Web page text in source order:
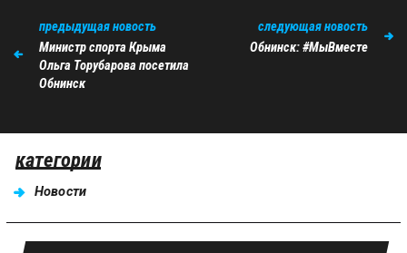
предыдущая новость
Министр спорта Крыма
Ольга Торубарова посетила
Обнинск
следующая новость
Обнинск: #МыВместе
категории
Новости